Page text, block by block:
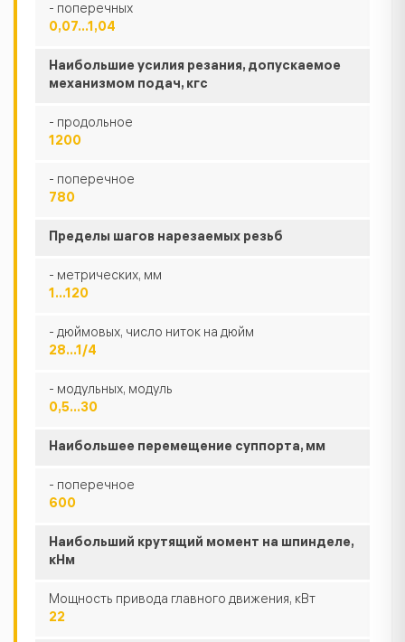
- поперечных
0,07...1,04
Наибольшие усилия резания, допускаемое
механизмом подач, кгс
- продольное
1200
- поперечное
780
Пределы шагов нарезаемых резьб
- метрических, мм
1...120
- дюймовых, число ниток на дюйм
28...1/4
- модульных, модуль
0,5...30
Наибольшее перемещение суппорта, мм
- поперечное
600
Наибольший крутящий момент на шпинделе,
кНм
Мощность привода главного движения, кВт
22